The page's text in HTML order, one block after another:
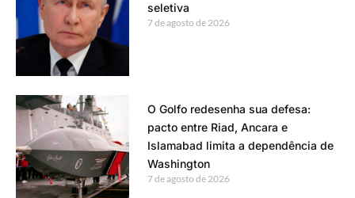
seletiva
7 de agosto de 2026
O Golfo redesenha sua defesa:
pacto entre Riad, Ancara e
Islamabad limita a dependência de
Washington
7 de agosto de 2026